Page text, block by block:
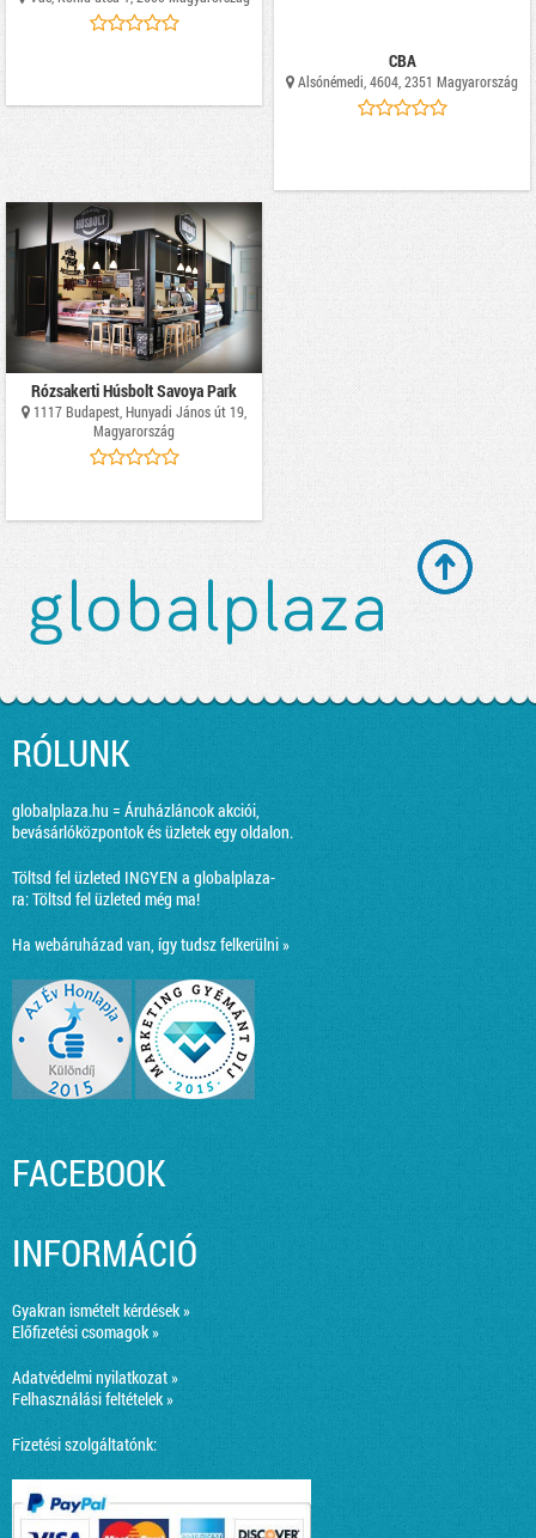
CBA
Alsónémedi, 4604, 2351 Magyarország
Rózsakerti Húsbolt Savoya Park
1117 Budapest, Hunyadi János út 19,
Magyarország
RÓLUNK
globalplaza.hu = Áruházláncok akciói,
bevásárlóközpontok és üzletek egy oldalon.
Töltsd fel üzleted INGYEN a globalplaza-
ra:Töltsd fel üzleted még ma!
Ha webáruházad van, így tudsz felkerülni »
FACEBOOK
INFORMÁCIÓ
Gyakran ismételt kérdések »
Előfizetési csomagok »
Adatvédelmi nyilatkozat »
Felhasználási feltételek »
Fizetési szolgáltatónk: